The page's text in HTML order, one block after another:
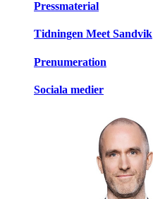
Pressmaterial
Tidningen Meet Sandvik
Prenumeration
Sociala medier